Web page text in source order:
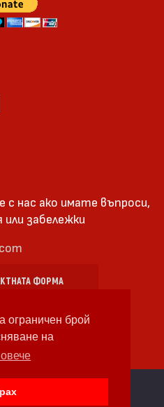
ограничен брой
на
нас ако имате въпроси,
или забележки
ФОРМА
| Някои Права Запазени